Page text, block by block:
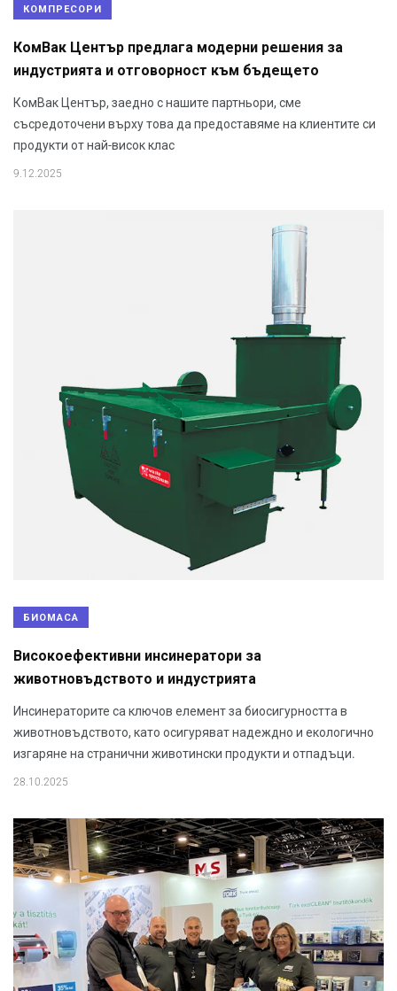
КОМПРЕСОРИ
КомВак Център предлага модерни решения за
индустрията и отговорност към бъдещето
КомВак Център, заедно с нашите партньори, сме
съсредоточени върху това да предоставяме на клиентите си
продукти от най-висок клас
9.12.2025
БИОМАСА
Високоефективни инсинератори за
животновъдството и индустрията
Инсинераторите са ключов елемент за биосигурността в
животновъдството, като осигуряват надеждно и екологично
изгаряне на странични животински продукти и отпадъци.
28.10.2025